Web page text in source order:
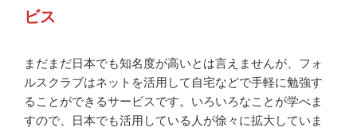
ビス
まだまだ日本でも知名度が高いとは言えませんが、フォ
ルスクラブはネットを活用して自宅などで手軽に勉強す
ることができるサービスです。いろいろなことが学べま
すので、日本でも活用している人が徐々に拡大していま